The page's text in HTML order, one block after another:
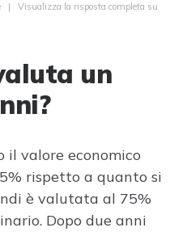
| Visualizza la risposta completa su
un
il valore economico
rispetto a quanto si
è valutata al 75%
Dopo due anni